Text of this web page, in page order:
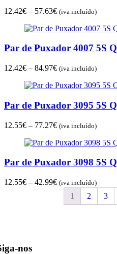
12.42€ – 57.63€Price
12.42€
57.63€
(iva incluído)
Par de Puxador 4007 5S Q
12.42€ – 84.97€Price
12.42€
84.97€
(iva incluído)
Par de Puxador 3095 5S Q
12.55€ – 77.27€Price
12.55€
77.27€
(iva incluído)
Par de Puxador 3098 5S Q
12.55€ – 42.99€Price
range:
12.55€
(iva incluído)
1 2 3
nos